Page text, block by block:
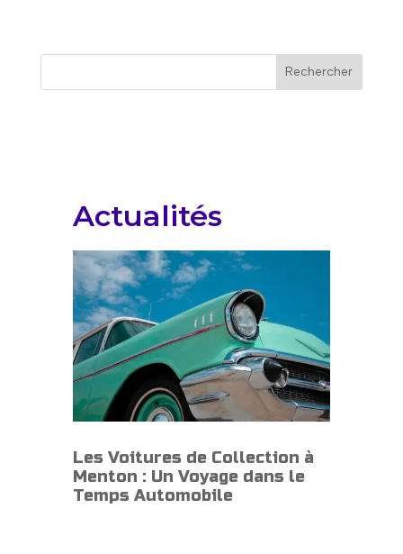
Rechercher
Actualités
Les Voitures de Collection à
Menton : Un Voyage dans le
Temps Automobile